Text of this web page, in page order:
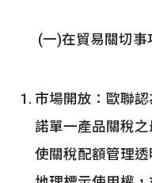
(一)在貿易關切事
市場開放：歐聯
諾單一產品關稅
使關稅配額管理